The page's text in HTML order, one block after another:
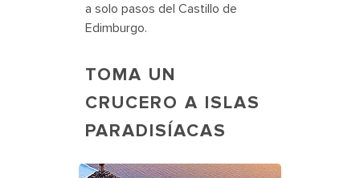
a solo pasos del Castillo de
Edimburgo.
TOMA UN
CRUCERO A ISLAS
PARADISÍACAS